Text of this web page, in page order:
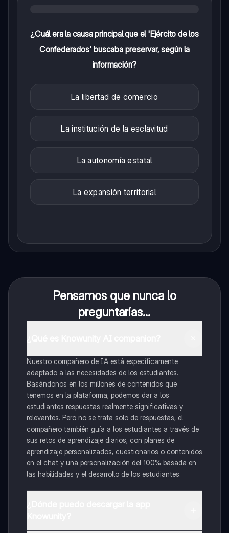
¿Cuál era la causa principal que el 'Ejército de los
Confederados' buscaba preservar, según la
información?
La libertad de comercio
La institución de la esclavitud
La autonomía estatal
La expansión territorial
Pensamos que nunca lo
preguntarías...
Nuestro compañero de IA está específicamente
adaptado a las necesidades de los estudiantes.
Basándonos en los millones de contenidos que
tenemos en la plataforma, podemos dar a los
estudiantes respuestas realmente significativas y
relevantes. Pero no se trata solo de respuestas, el
compañero también guía a los estudiantes a través de
sus retos de aprendizaje diarios, con planes de
aprendizaje personalizados, cuestionarios o contenidos
en el chat y una personalización del 100% basada en
las habilidades y el desarrollo de los estudiantes.